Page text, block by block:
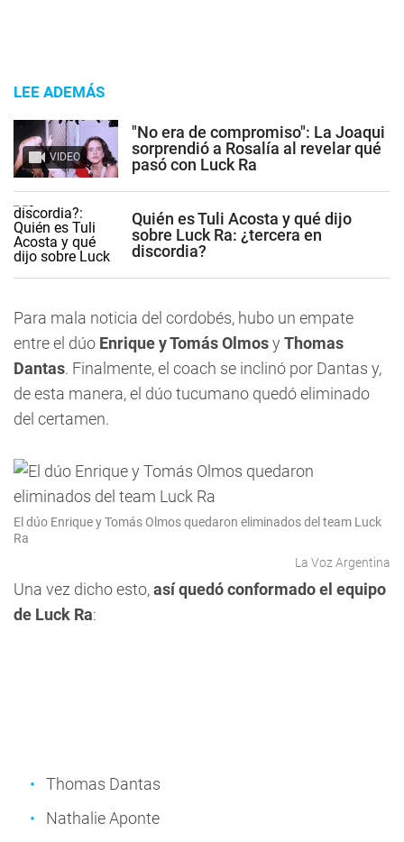
LEE ADEMÁS
VIDEO
"No era de compromiso": La Joaqui
sorprendió a Rosalía al revelar qué
pasó con Luck Ra
Quién es Tuli Acosta y qué dijo
sobre Luck Ra: ¿tercera en
discordia?
Para mala noticia del cordobés, hubo un empate
entre el dúo Enrique y Tomás Olmosy Thomas
Dantas. Finalmente, el coach se inclinó por Dantas y,
de esta manera, el dúo tucumano quedó eliminado
del certamen.
El dúo Enrique y Tomás Olmos quedaron eliminados del team Luck
Ra
La Voz Argentina
Una vez dicho esto,así quedó conformado el equipo
de Luck Ra:
Thomas Dantas
Nathalie Aponte